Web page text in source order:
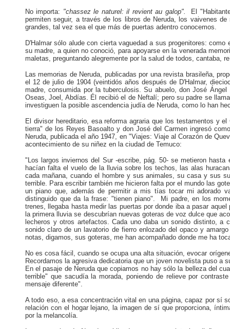
No importa: "chassez le naturel: il revient au galop".
El
permiten seguir, a través de los libros de Neruda, los vaivenes
grandes, tal vez sea el que más de puertas adentro conocemos.
D'Halmar sólo alude con cierta vaguedad a sus progenitores:
su madre, a quien no conoció, para apoyarse en la venerada
maletas, preguntando alegremente por la salud de todos, cantaba,
Las memorias de Neruda, publicadas por una revista brasileña,
el 12 de julio de 1904 (veintidós años después de D'Halmar,
madre, consumida por la tuberculosis. Su abuelo, don José
Oseas, Joel, Abdías. Él recibió el de Neftalí; pero su padre se
investiguen la posible ascendencia judía de Neruda, como lo han
El divisor hereditario, esa reforma agraria que los testamentos y
tierra" de los Reyes Basoalto y don José del Carmen ingresó
Neruda, publicada el año 1947, en "Viajes: Viaje al Corazón de
acontecimiento de su niñez en la ciudad de Temuco:
"Los largos inviernos del Sur -escribe, pág. 50- se metieron
hacían falta el vuelo de la lluvia sobre los techos, las alas
cada mañana, cuando el hombre y sus animales, su casa y sus
terrible. Para escribir también me hicieron falta por el mundo las
un piano que, además de permitir a mis tías tocar mi adorado
distinguido que da la frase: "tienen piano". Mi padre, en los
trenes, llegaba hasta medir las puertas por donde iba a pasar
la primera lluvia se descubrían nuevas goteras de voz dulce que
lecheros y otros artefactos. Cada uno daba un sonido distinto,
sonido claro de un lavatorio de fierro enlozado del opaco y
notas, digamos, sus goteras, me han acompañado donde me ha
No es cosa fácil, cuando se ocupa una alta situación, evocar
Recordamos la agresiva dedicatoria que un joven novelista puso a
En el pasaje de Neruda que copiamos no hay sólo la belleza del
terrible" que sacudía la morada, poniendo de relieve por
mensaje diferente".
A todo eso, a esa concentración vital en una página, capaz por sí
relación con el hogar lejano, la imagen de sí que proporciona,
por la melancolía.